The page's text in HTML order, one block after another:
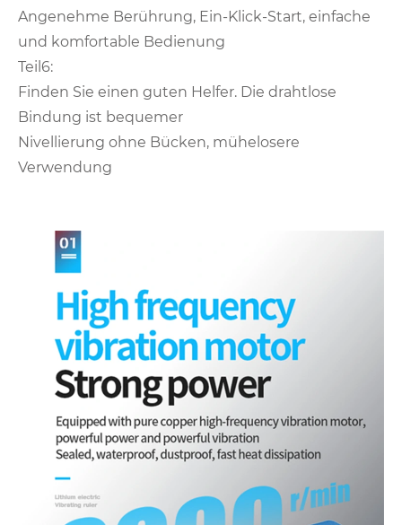
Angenehme Berührung, Ein-Klick-Start, einfache
und komfortable Bedienung
Teil6:
Finden Sie einen guten Helfer. Die drahtlose
Bindung ist bequemer
Nivellierung ohne Bücken, mühelosere
Verwendung